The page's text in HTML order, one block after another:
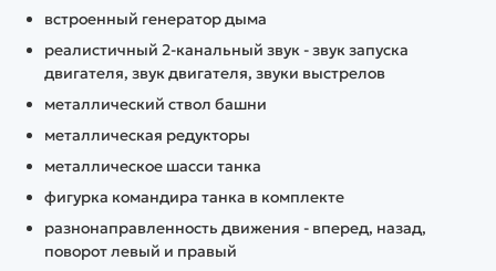
встроенный генератор дыма
реалистичный 2-канальный звук - звук запуска
двигателя, звук двигателя, звуки выстрелов
металлический ствол башни
металлическая редукторы
металлическое шасси танка
фигурка командира танка в комплекте
разнонаправленность движения - вперед, назад,
поворот левый и правый